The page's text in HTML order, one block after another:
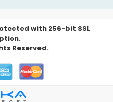
with 256-bit SSL
Reserved.